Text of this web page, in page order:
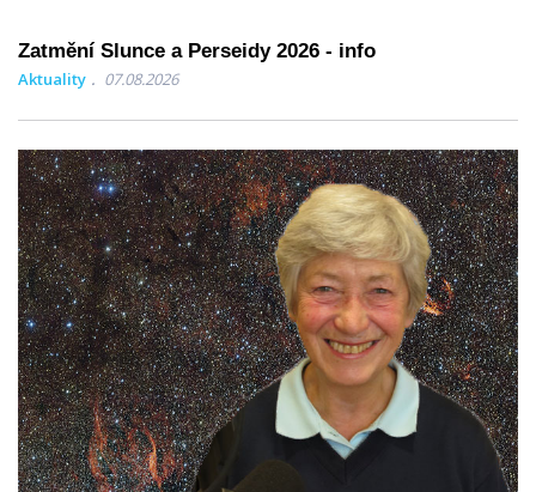
Zatmění Slunce a Perseidy 2026 - info
Aktuality 07.08.2026